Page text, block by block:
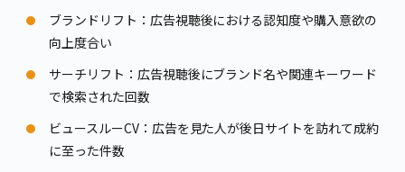
ブランドリフト：広告視聴後における認知度や購入意欲の
向上度合い
サーチリフト：広告視聴後にブランド名や関連キーワード
で検索された回数
ビュースルーCV：広告を見た人が後日サイトを訪れて成約
に至った件数